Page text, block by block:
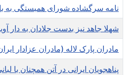
نامه سرگشاده شورای همبستگی به
شهلا جاهد نیز بدست جلادان به دار
مادران پارک لاله (مادران عزادار
پناهجویان ایرانی در آتن همچنان با